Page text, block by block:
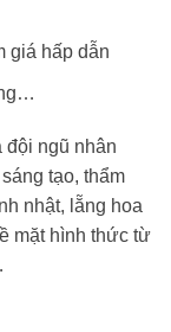
giá hấp dẫn
ngũ nhân
tạo, thẩm
nhật, lẵng hoa
mặt hình thức từ